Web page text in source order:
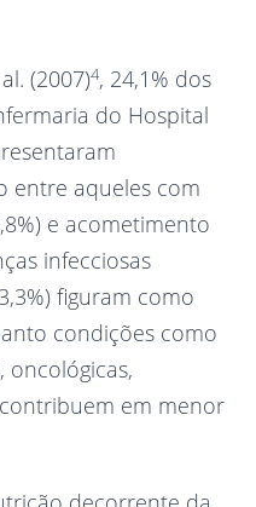
(2007)4, 24,1% dos
do Hospital
entre aqueles com
e acometimento
infecciosas
figuram como
condições como
oncológicas,
em menor